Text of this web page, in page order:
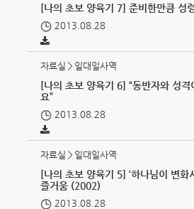
[나의 초보 양육기 7] 준비한만큼 성
2013.08.28
자료실＞일대일사역
[나의 초보 양육기 6] “동반자와 성격
요”
2013.08.28
자료실＞일대일사역
[나의 초보 양육기 5] ‘하나님이 변화
즐거움 (2002)
2013.08.28